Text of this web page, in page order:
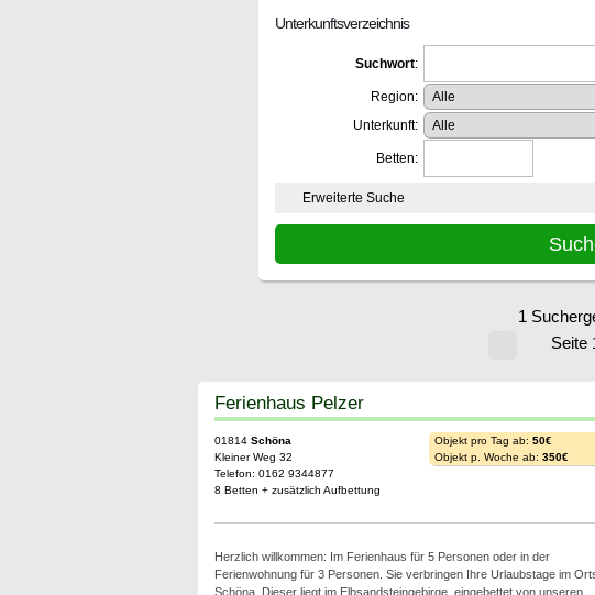
Unterkunftsverzeichnis
Suchwort:
Region:
Unterkunft:
Betten:
Erweiterte Suche
1
Seite
Ferienhaus Pelzer
01814 Schöna
Kleiner Weg 32
Telefon: 0162 9344877
8 Betten + zusätzlich Aufbettung
Objekt pro Tag ab: 50€
Objekt p. Woche ab: 350€
Herzlich willkommen: Im Ferienhaus für 5 Personen oder in der
Ferienwohnung für 3 Personen. Sie verbringen Ihre Urlaubstage im
Schöna. Dieser liegt im Elbsandsteingebirge, eingebettet von unseren